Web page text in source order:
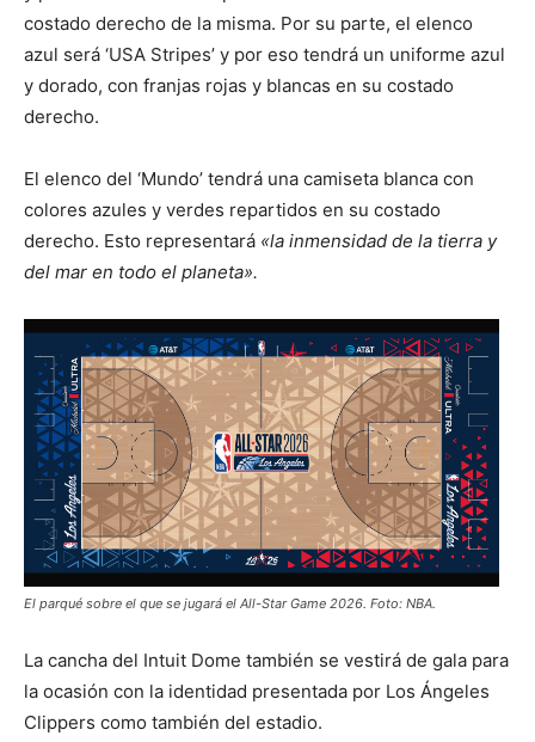
costado derecho de la misma. Por su parte, el elenco
azul será ‘USA Stripes’ y por eso tendrá un uniforme azul
y dorado, con franjas rojas y blancas en su costado
derecho.
El elenco del ‘Mundo’ tendrá una camiseta blanca con
colores azules y verdes repartidos en su costado
derecho. Esto representará «la inmensidad de la tierra y
del mar en todo el planeta».
El parqué sobre el que se jugará el All-Star Game 2026. Foto: NBA.
La cancha del Intuit Dome también se vestirá de gala para
la ocasión con la identidad presentada por Los Ángeles
Clippers como también del estadio.